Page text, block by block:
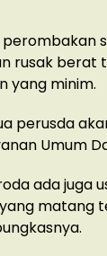
rusak berat
yang minim.
perusda
Umum
ada juga
matang